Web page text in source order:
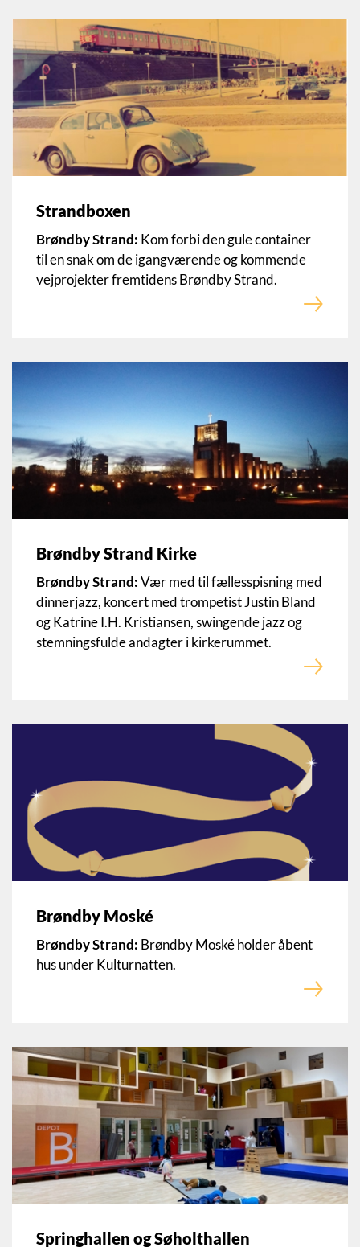
Strandboxen
Brøndby Strand: Kom forbi den gule container
til en snak om de igangværende og kommende
vejprojekter fremtidens Brøndby Strand.
Brøndby Strand Kirke
Brøndby Strand:Vær med til fællesspisning med
dinnerjazz, koncert med trompetist Justin Bland
og Katrine I.H. Kristiansen, swingende jazz og
stemningsfulde andagter i kirkerummet.
Brøndby Moské
Brøndby Strand: Brøndby Moské holder åbent
hus under Kulturnatten.
Springhallen og Søholthallen